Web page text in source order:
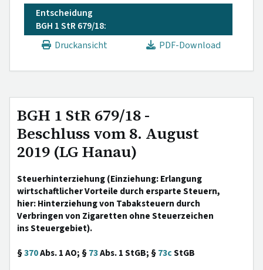
Entscheidung
BGH 1 StR 679/18:
Druckansicht
PDF-Download
BGH 1 StR 679/18 -
Beschluss vom 8. August
2019 (LG Hanau)
Steuerhinterziehung (Einziehung: Erlangung
wirtschaftlicher Vorteile durch ersparte Steuern,
hier: Hinterziehung von Tabaksteuern durch
Verbringen von Zigaretten ohne Steuerzeichen
ins Steuergebiet).
§370Abs. 1 AO; §73Abs. 1 StGB; §73cStGB